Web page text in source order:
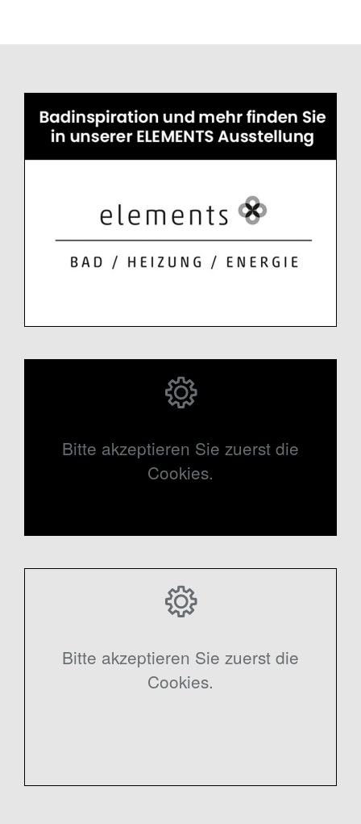
Bitte akzeptieren Sie zuerst die
Cookies.
Bitte akzeptieren Sie zuerst die
Cookies.